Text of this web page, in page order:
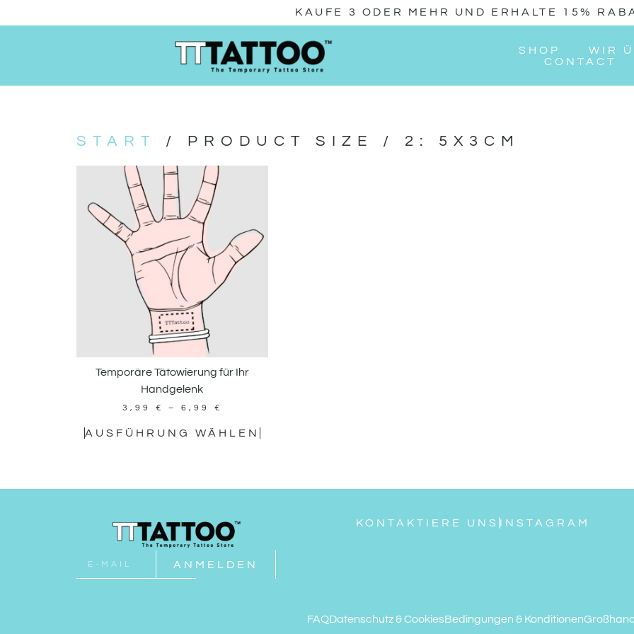
KAUFE 3 ODER MEHR UND ERHALTE 15%
SHOP
WIR
CONTACT
START / PRODUCT SIZE / 2: 5X3CM
Temporäre Tätowierung für Ihr
Handgelenk
3,99 € – 6,99 €
AUSFÜHRUNG WÄHLEN
ANMELDEN
KONTAKTIERE UNS INSTAGRAM
FAQDatenschutz & CookiesBedingungen & Konditionen